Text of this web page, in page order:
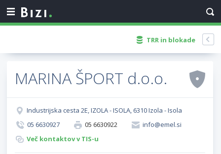
TRR in blokade
MARINA ŠPORT d.o.o.
Industrijska cesta 2E, IZOLA - ISOLA, 6310 Izola - Isola
05 6630927
05 6630922
info@emel.si
Več kontaktov v TIS-u